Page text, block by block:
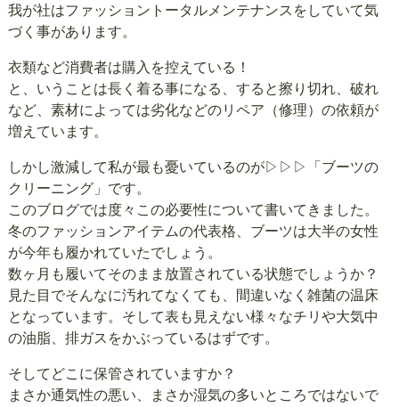
我が社はファッショントータルメンテナンスをしていて気
づく事があります。
衣類など消費者は購入を控えている！
と、いうことは長く着る事になる、すると擦り切れ、破れ
など、素材によっては劣化などのリペア（修理）の依頼が
増えています。
しかし激減して私が最も憂いているのが▷▷▷「ブーツの
クリーニング」 です。
このブログでは度々この必要性について書いてきました。
冬のファッションアイテムの代表格、ブーツは大半の女性
が今年も履かれていたでしょう。
数ヶ月も履いてそのまま放置されている状態でしょうか？
見た目でそんなに汚れてなくても、間違いなく雑菌の温床
となっています。そして表も見えない様々なチリや大気中
の油脂、排ガスをかぶっているはずです。
そしてどこに保管されていますか？
まさか通気性の悪い、まさか湿気の多いところではないで